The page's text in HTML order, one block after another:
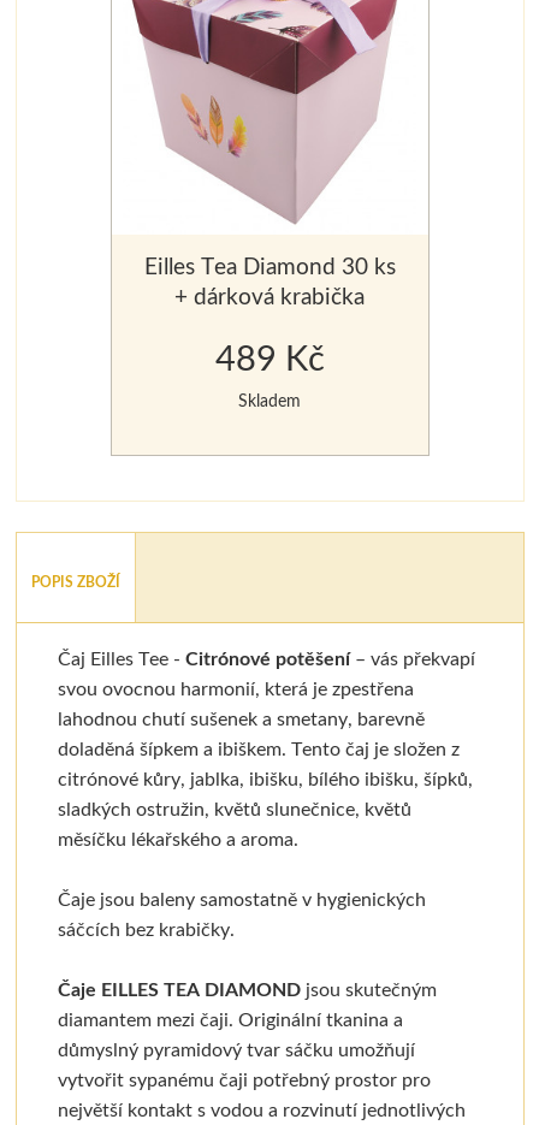
Eilles Tea Diamond 30 ks
+ dárková krabička
489 Kč
Skladem
POPIS ZBOŽÍ
Čaj Eilles Tee -Citrónové potěšení– vás překvapí
svou ovocnou harmonií, která je zpestřena
lahodnou chutí sušenek a smetany, barevně
doladěná šípkem a ibiškem. Tento čaj je složen z
citrónové kůry, jablka, ibišku, bílého ibišku, šípků,
sladkých ostružin, květů slunečnice, květů
měsíčku lékařského a aroma.
Čaje jsou baleny samostatně v hygienických
sáčcích bez krabičky.
Čaje EILLES TEA DIAMOND jsou skutečným
diamantem mezi čaji. Originální tkanina a
důmyslný pyramidový tvar sáčku umožňují
vytvořit sypanému čaji potřebný prostor pro
největší kontakt s vodou a rozvinutí jednotlivých